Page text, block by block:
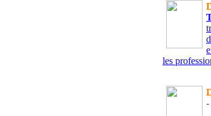
les
-